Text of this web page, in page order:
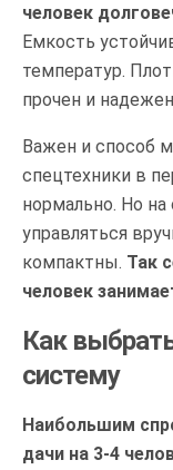
человек
Емкость
температур.
прочен и
Важен и способ
спецтехники в
нормально. Но
управляться
компактны. Так
человек
Как
систему
Наибольшим
дачи на 3-4